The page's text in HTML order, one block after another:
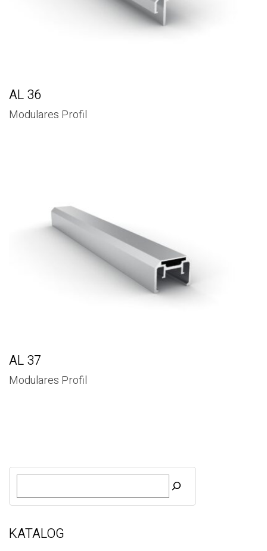
AL 36
Modulares Profil
AL 37
Modulares Profil
S
c
e
KATALOG